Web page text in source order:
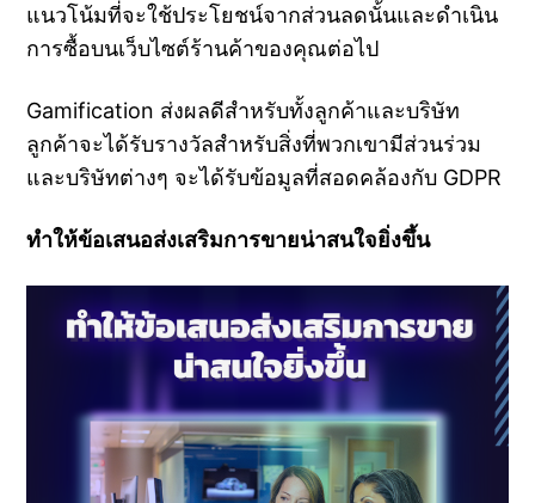
แนวโน้มที่จะใช้ประโยชน์จากส่วนลดนั้นและดำเนิน
การซื้อบนเว็บไซต์ร้านค้าของคุณต่อไป
Gamification ส่งผลดีสำหรับทั้งลูกค้าและบริษัท
ลูกค้าจะได้รับรางวัลสำหรับสิ่งที่พวกเขามีส่วนร่วม
และบริษัทต่างๆ จะได้รับข้อมูลที่สอดคล้องกับ GDPR
ทำให้ข้อเสนอส่งเสริมการขายน่าสนใจยิ่งขึ้น